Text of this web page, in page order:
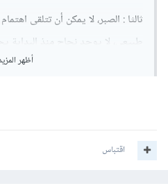
ثالثا : الصبر، لا يمكن أن تتلقى
طبيعي، لا يوجد نجاح منذ البداية
خامسا: نوع في طبيعة منشوراتك بين
أظهر
اقتباس